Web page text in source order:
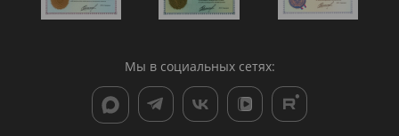
Мы в социальных сетях: